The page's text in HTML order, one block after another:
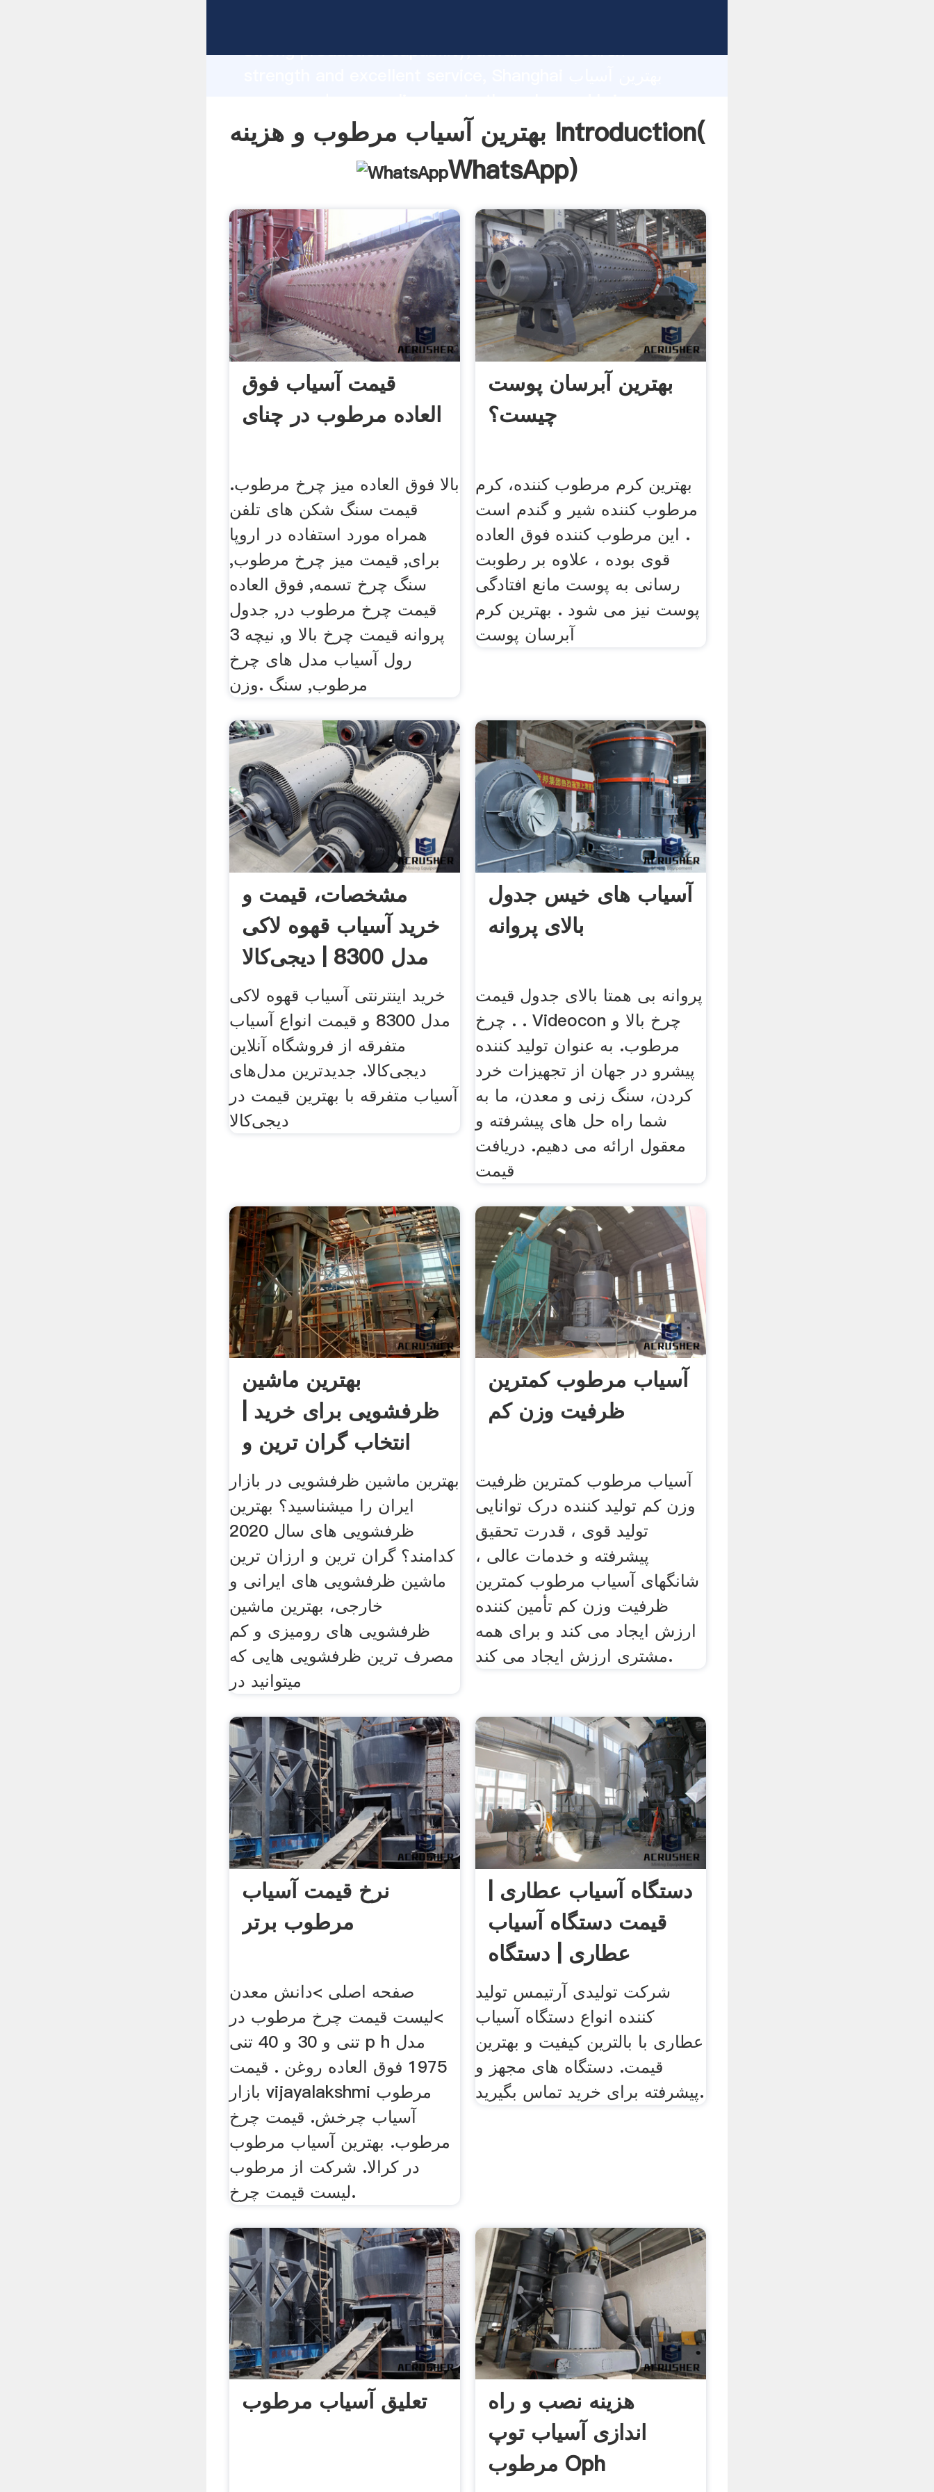
strong production capability, advanced research
values to all of customers.
بهترین آسیاب مرطوب و هزینه Introduction(
WhatsApp)
قیمت آسیاب فوق
العاده مرطوب در چنای
بالا فوق العاده میز چرخ مرطوب.
قیمت سنگ شکن های تلفن
همراه مورد استفاده در اروپا
برای, قیمت میز چرخ مرطوب,
سنگ چرخ تسمه, فوق العاده
قیمت چرخ مرطوب در, جدول
پروانه قیمت چرخ بالا و, نیچه 3
رول آسیاب مدل های چرخ
مرطوب, سنگ .وزن
بهترین آبرسان پوست
چیست؟
بهترین کرم مرطوب کننده، کرم
مرطوب کننده شیر و گندم است
. این مرطوب کننده فوق العاده
قوی بوده ، علاوه بر رطوبت
رسانی به پوست مانع افتادگی
پوست نیز می شود . بهترین کرم
آبرسان پوست
مشخصات، قیمت و
خرید آسیاب قهوه لاکی
مدل 8300 | دیجی‌کالا
خرید اینترنتی آسیاب قهوه لاکی
مدل 8300 و قیمت انواع آسیاب
متفرقه از فروشگاه آنلاین
دیجی‌کالا. جدیدترین مدل‌های
آسیاب متفرقه با بهترین قیمت در
دیجی‌کالا
آسیاب های خیس جدول
بالای پروانه
پروانه بی همتا بالای جدول قیمت
چرخ . . Videocon چرخ بالا و
مرطوب. به عنوان تولید کننده
پیشرو در جهان از تجهیزات خرد
کردن، سنگ زنی و معدن، ما به
شما راه حل های پیشرفته و
معقول ارائه می دهیم. دریافت
قیمت
بهترین ماشین
ظرفشویی برای خرید |
انتخاب گران ترین و
ارزان
بهترین ماشین ظرفشویی در بازار
ایران را میشناسید؟ بهترین
ظرفشویی های سال 2020
کدامند؟ گران ترین و ارزان ترین
ماشین ظرفشویی های ایرانی و
خارجی، بهترین ماشین
ظرفشویی های رومیزی و کم
مصرف ترین ظرفشویی هایی که
میتوانید در
آسیاب مرطوب کمترین
ظرفیت وزن کم
آسیاب مرطوب کمترین ظرفیت
وزن کم تولید کننده درک توانایی
تولید قوی ، قدرت تحقیق
پیشرفته و خدمات عالی ،
شانگهای آسیاب مرطوب کمترین
ظرفیت وزن کم تأمین کننده
ارزش ایجاد می کند و برای همه
مشتری ارزش ایجاد می کند.
نرخ قیمت آسیاب
مرطوب برتر
صفحه اصلی >دانش معدن
>لیست قیمت چرخ مرطوب در
تنی و 30 و 40 تنی p h مدل
1975 فوق العاده روغن . قیمت
بازار vijayalakshmi مرطوب
آسیاب چرخش. قیمت چرخ
مرطوب. بهترین آسیاب مرطوب
در کرالا. شرکت از مرطوب
لیست قیمت چرخ.
دستگاه آسیاب عطاری |
قیمت دستگاه آسیاب
عطاری | دستگاه
شرکت تولیدی آرتیمس تولید
کننده انواع دستگاه آسیاب
عطاری با بالترین کیفیت و بهترین
قیمت. دستگاه های مجهز و
پیشرفته برای خرید تماس بگیرید.
تعلیق آسیاب مرطوب
هزینه نصب و راه
اندازی آسیاب توپ
مرطوب Oph